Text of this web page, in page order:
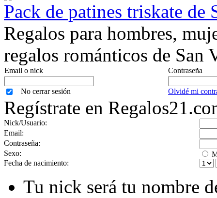
Pack de patines triskate de
Regalos para hombres,
regalos románticos de San
Email o nick Contraseña
No cerrar sesión Olvidé mi
Regístrate en
Nick/Usuario:
Email:
Contraseña:
Sexo:
Fecha de nacimiento:
Tu nick será tu nombre